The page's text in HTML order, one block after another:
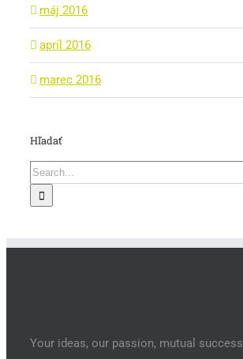
máj 2016
apríl 2016
marec 2016
Hľadať
Search
for:
Your ideas, our passion, mutual success